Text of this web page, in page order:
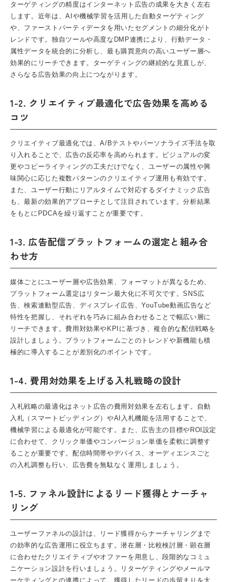
ターゲティングの精度はインターネット広告の成果を大きく左右
します。近年は、AIや機械学習を活用した自動ターゲティング
や、ファーストパーティデータを用いたセグメントの細分化がト
レンドです。独自ツールや高度なDMP連携により、行動データ・
属性データを統合的に分析し、最も購買意向の高いユーザー層へ
効果的にリーチできます。ターゲティングの継続的な見直しが、
さらなる広告効果の向上につながります。
1-2. クリエイティブ最適化で広告効果を高める
コツ
クリエイティブ最適化では、A/Bテストやパーソナライズ手法を取
り入れることで、広告の反応率を高められます。ビジュアルの変
更やコピーライティングの工夫だけでなく、ユーザーの属性や興
味関心に応じた複数パターンのクリエイティブ運用も有効です。
また、ユーザー行動にリアルタイムで対応するダイナミック広告
も、最新の効果的アプローチとして注目されています。分析結果
をもとにPDCAを繰り返すことが重要です。
1-3. 広告配信プラットフォームの選定と組み合
わせ方
媒体ごとにユーザー層や広告効果、フォーマットが異なるため、
プラットフォーム選定はリターン最大化に不可欠です。SNS広
告、検索連動型広告、ディスプレイ広告、YouTube動画広告など
特性を把握し、それぞれを巧みに組み合わせることで幅広い層に
リーチできます。費用対効果やKPIに基づき、複合的な配信戦略を
設計しましょう。プラットフォームごとのトレンドや新機能も積
極的に導入することが差別化のポイントです。
1-4. 費用対効果を上げる入札戦略の設計
入札戦略の最適化はネット広告の費用対効果を左右します。自動
入札（スマートビッディング）やAI入札機能を活用することで、
機械学習による最適化が可能です。また、広告主の目標やROI設定
に合わせて、クリック単価やコンバージョン単価を柔軟に調整す
ることが重要です。配信時間帯やデバイス、オーディエンスごと
の入札調整も行い、広告費を無駄なく運用しましょう。
1-5. ファネル設計によるリード獲得とナーチャ
リング
ユーザーファネルの設計は、リード獲得からナーチャリングまで
の効率的な広告運用に役立ちます。潜在層・比較検討層・顕在層
に合わせたクリエイティブやオファーを用意し、段階的なコミュ
ニケーション設計を行いましょう。リターゲティングやメールマ
ーケティングとの連携によって、獲得したリードの歩留まりを大